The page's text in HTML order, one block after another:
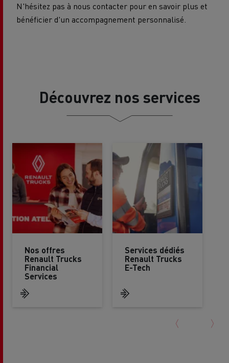
N'hésitez pas à nous contacter pour en savoir plus et
bénéficier d'un accompagnement personnalisé.
Découvrez nos services
Nos offres
Renault Trucks
Financial
Services
Services dédiés
Renault Trucks
E-Tech